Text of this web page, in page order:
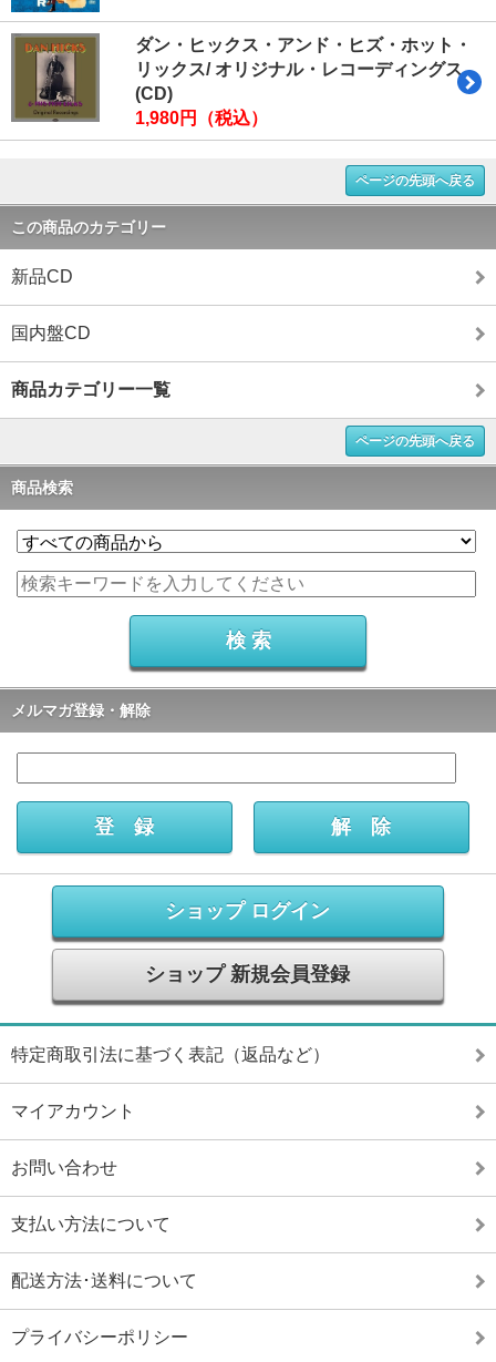
ダン・ヒックス・アンド・ヒズ・ホット・
リックス/ オリジナル・レコーディングス
(CD)
1,980円（税込）
ページの先頭へ戻る
この商品のカテゴリー
新品CD
国内盤CD
商品カテゴリー一覧
ページの先頭へ戻る
商品検索
メルマガ登録・解除
ショップ ログイン
ショップ 新規会員登録
特定商取引法に基づく表記（返品など）
マイアカウント
お問い合わせ
支払い方法について
配送方法･送料について
プライバシーポリシー